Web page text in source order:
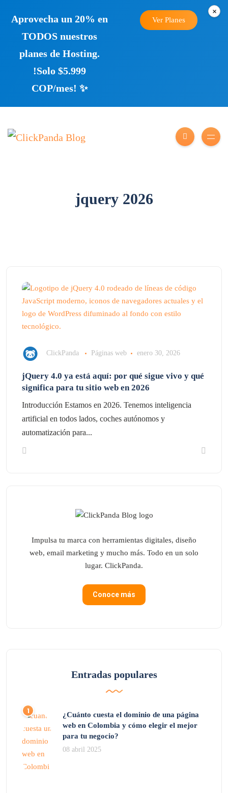
×
Aprovecha un 20% en
TODOS nuestros
planes de Hosting.
!Solo $5.999
COP/mes! ✨
Ver Planes
jquery 2026
ClickPanda Páginas web enero 30, 2026
jQuery 4.0 ya está aquí: por qué sigue vivo y qué
significa para tu sitio web en 2026
Introducción Estamos en 2026. Tenemos inteligencia
artificial en todos lados, coches autónomos y
automatización para...
Impulsa tu marca con herramientas digitales, diseño
web, email marketing y mucho más. Todo en un solo
lugar. ClickPanda.
Conoce más
Entradas populares
¿Cuánto cuesta el dominio de una página
web en Colombia y cómo elegir el mejor
para tu negocio?
08 abril 2025